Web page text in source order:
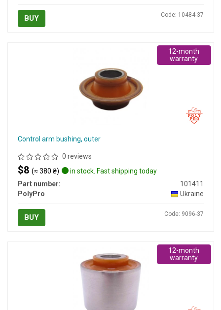
BUY Code: 10484-37
Control arm bushing, outer
0 reviews
$8 (≈ 380 ₴)
in stock. Fast shipping today
Part number:
101411
PolyPro
Ukraine
BUY Code: 9096-37
12-month
warranty
12-month
warranty